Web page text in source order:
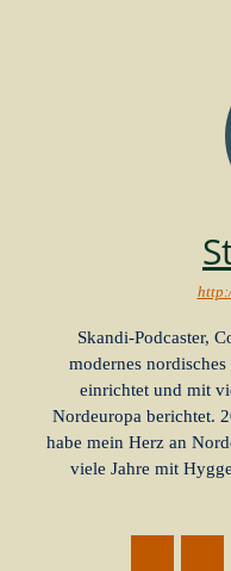
Skandi-Podcaster,
modernes
einrichtet und mit
Nordeuropa berichtet.
habe mein Herz an
viele Jahre mit